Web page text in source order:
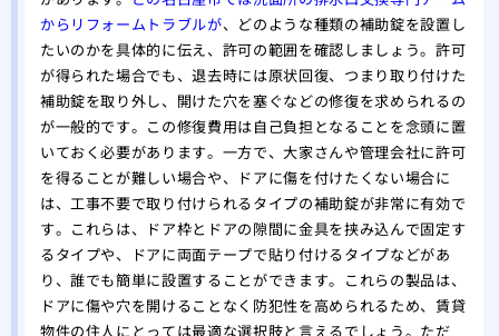
からリフォームトラブルが、どのような種類の補助錠を設置し
たいのかを具体的に伝え、許可の範囲を確認しましょう。許可
が得られた場合でも、退去時には原状回復、つまり取り付けた
補助錠を取り外し、開けた穴を塞ぐなどの修復を求められるの
が一般的です。この修復費用は自己負担となることを念頭に置
いておく必要があります。一方で、大家さんや管理会社に許可
を得ることが難しい場合や、ドアに傷を付けたくない場合に
は、工事不要で取り付けられるタイプの補助錠が非常に有効で
す。これらは、ドア枠とドアの隙間に金具を挟み込んで固定す
るタイプや、ドアに両面テープで貼り付けるタイプなどがあ
り、誰でも簡単に設置することができます。これらの製品は、
ドアに傷や穴を開けることなく防犯性を高められるため、賃貸
物件の住人にとっては最適な選択肢と言えるでしょう。ただ